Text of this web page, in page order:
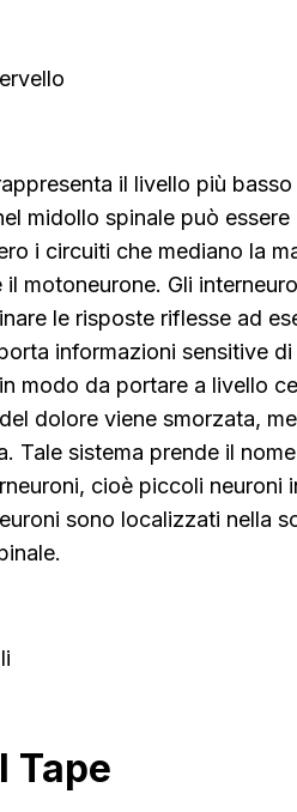
il livello più
midollo spinale può essere
i circuiti che mediano la
motoneurone. Gli
le risposte riflesse ad
informazioni sensitive
modo da portare a livello
dolore viene smorzata,
Tale sistema prende il
cioè piccoli neuroni
sono localizzati nella
Tape